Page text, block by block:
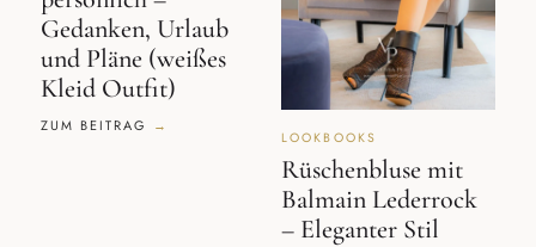
Gedanken, Urlaub
und Pläne (weißes
Kleid Outfit)
ZUM BEITRAG
LOOKBOOKS
Rüschenbluse mit
Balmain Lederrock
– Eleganter Stil